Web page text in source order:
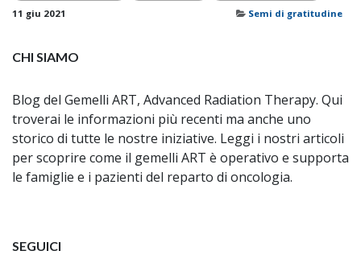
11 giu 2021 Semi di gratitudine
CHI SIAMO
Blog del Gemelli ART, Advanced Radiation Therapy. Qui
troverai le informazioni più recenti ma anche uno
storico di tutte le nostre iniziative. Leggi i nostri articoli
per scoprire come il gemelli ART è operativo e supporta
le famiglie e i pazienti del reparto di oncologia.
SEGUICI